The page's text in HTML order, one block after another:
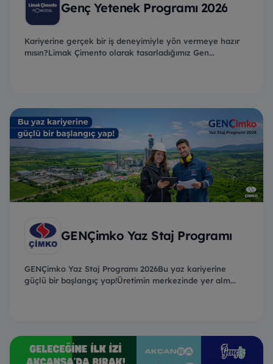
Genç Yetenek Programı 2026
Kariyerine gerçek bir iş deneyimiyle yön vermeye hazır
mısın?Limak Çimento olarak tasarladığımız Gen...
GENÇimko Yaz Staj Programı
GENÇimko Yaz Staj Programı 2026Bu yaz kariyerine
güçlü bir başlangıç yap!Üretimin merkezinde yer alm...